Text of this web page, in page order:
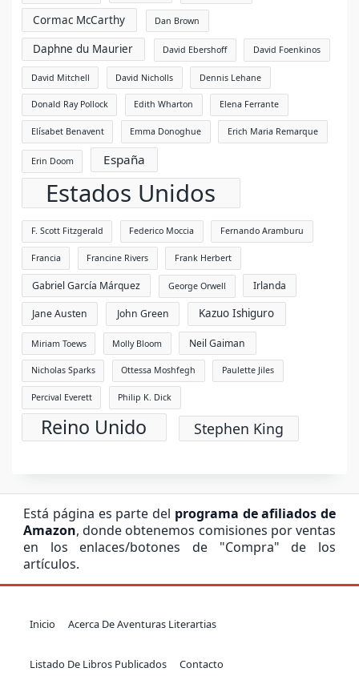
Cormac McCarthy Dan Brown
Daphne du Maurier David Ebershoff David Foenkinos
David Mitchell David Nicholls Dennis Lehane
Donald Ray Pollock Edith Wharton Elena Ferrante
Elísabet Benavent Emma Donoghue Erich Maria Remarque
Erin Doom España
Estados Unidos
F. Scott Fitzgerald Federico Moccia Fernando Aramburu
Francia Francine Rivers Frank Herbert
Gabriel García Márquez George Orwell Irlanda
Jane Austen John Green Kazuo Ishiguro
Miriam Toews Molly Bloom Neil Gaiman
Nicholas Sparks Ottessa Moshfegh Paulette Jiles
Percival Everett Philip K. Dick
Reino Unido Stephen King
Está página es parte del programa de afiliados de
Amazon, donde obtenemos comisiones por ventas
en los enlaces/botones de "Compra" de los
artículos.
Inicio Acerca De Aventuras Literartias
Listado De Libros Publicados Contacto